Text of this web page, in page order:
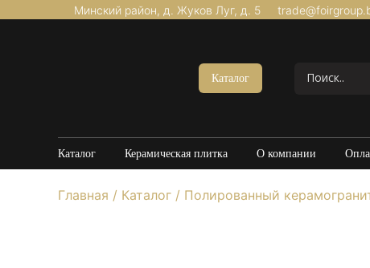
Минский район, д. Жуков Луг, д. 5
Каталог
Каталог Керамическая плитка О компании
Главная / Каталог / Полированный
Керамогранит Утолщенный